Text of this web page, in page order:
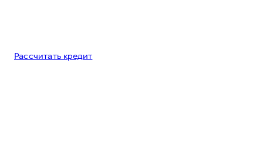
Рассчитать кредит